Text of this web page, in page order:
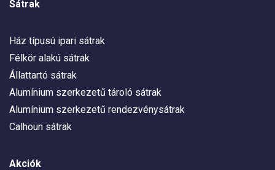
Sátrak
Ház típusú ipari sátrak
Félkör alakú sátrak
Állattartó sátrak
Alumínium szerkezetű tároló sátrak
Alumínium szerkezetű rendezvénysátrak
Calhoun sátrak
Akciók